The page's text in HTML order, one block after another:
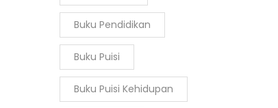
Buku Pendidikan
Buku Puisi
Buku Puisi Kehidupan